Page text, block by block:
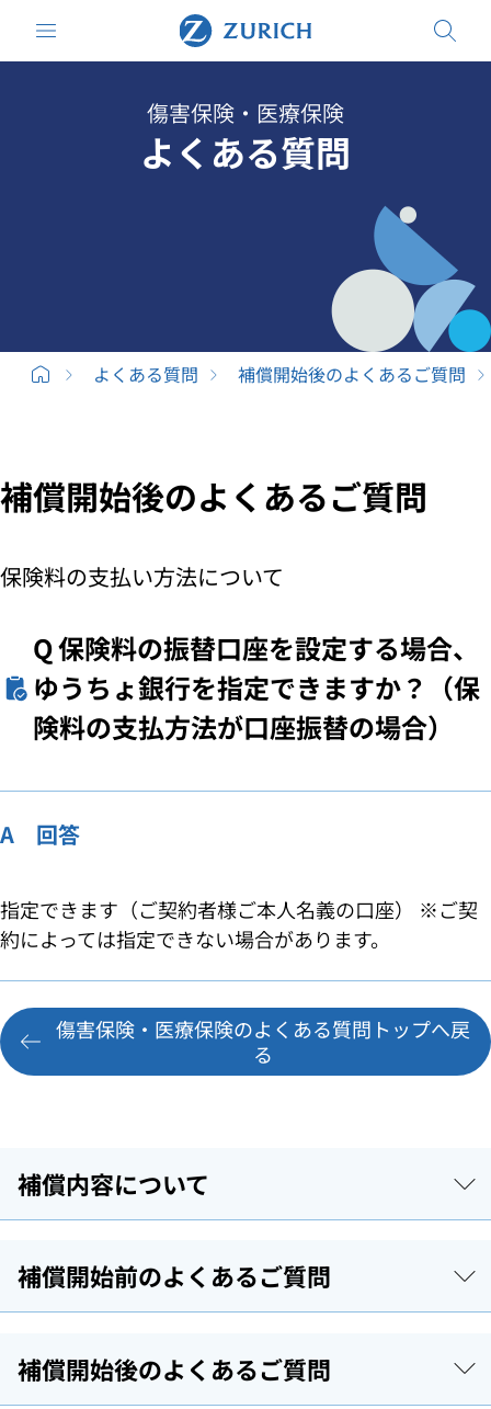
傷害保険・医療保険
よくある質問
よくある質問 補償開始後のよくあるご質問
補償開始後のよくあるご質問
保険料の支払い方法について
Q保険料の振替口座を設定する場合、
ゆうちょ銀行を指定できますか？（保
険料の支払方法が口座振替の場合）
A 回答
指定できます（ご契約者様ご本人名義の口座） ※ご契
約によっては指定できない場合があります。
傷害保険・医療保険のよくある質問トップへ戻
る
補償内容について
補償開始前のよくあるご質問
補償開始後のよくあるご質問